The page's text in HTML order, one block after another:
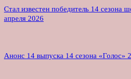
Стал известен победитель 14 сезона
апреля 2026
Анонс 14 выпуска 14 сезона «Голос»